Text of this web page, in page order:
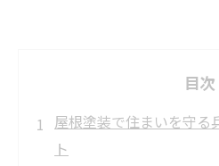
目次
屋根塗装で住まいを守る
ト